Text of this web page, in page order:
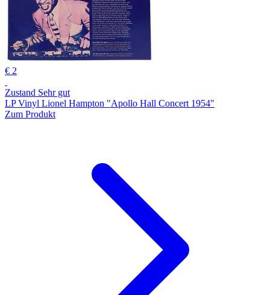
€ 2
Zustand Sehr gut
LP Vinyl Lionel Hampton "Apollo Hall Concert 1954"
Zum Produkt